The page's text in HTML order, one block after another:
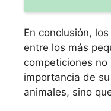
En conclusión,
entre los más
competiciones
importancia de
animales, sino